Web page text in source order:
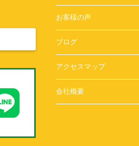
お客様の声
ブログ
アクセスマップ
会社概要